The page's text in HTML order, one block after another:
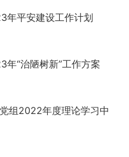
年平安建设工作计划
“治陋树新”工作方案
组2022年度理论学习中